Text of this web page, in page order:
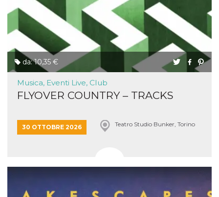
da: 10,35 €
Musica, Eventi Live, Club
FLYOVER COUNTRY – TRACKS
30 OTTOBRE 2026 Teatro Studio Bunker, Torino